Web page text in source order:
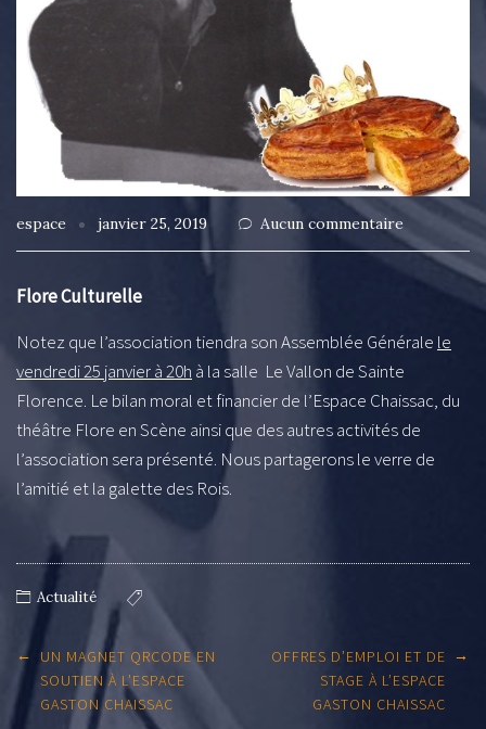
espace janvier 25, 2019 Aucun commentaire
Flore Culturelle
Notez que l’association tiendra son Assemblée Générale le
vendredi 25 janvier à 20h à la salle Le Vallon de Sainte
Florence. Le bilan moral et financier de l’Espace Chaissac, du
théâtre Flore en Scène ainsi que des autres activités de
l’association sera présenté. Nous partagerons le verre de
l’amitié et la galette des Rois.
Actualité
Post
navigation
←
UN MAGNET QRCODE EN
SOUTIEN À L’ESPACE
GASTON CHAISSAC
OFFRES D’EMPLOI ET DE
STAGE À L’ESPACE
GASTON CHAISSAC
→